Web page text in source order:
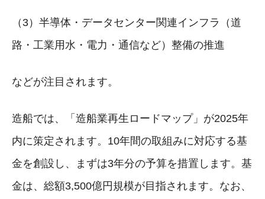
（3）半導体・データセンター関連インフラ（道
路・工業用水・電力・通信など）整備の推進
などが注目されます。
造船では、「造船業再生ロードマップ」が2025年
内に策定されます。10年間の取組みに対応する基
金を創設し、まずは3年分の予算を措置します。基
金は、総額3,500億円規模が目指されます。なお、